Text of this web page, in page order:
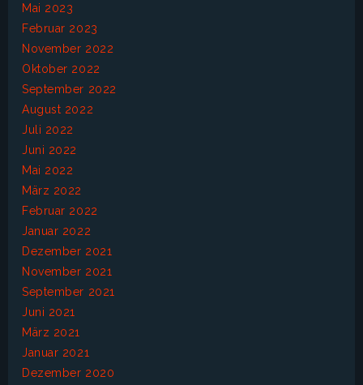
Mai 2023
Februar 2023
November 2022
Oktober 2022
September 2022
August 2022
Juli 2022
Juni 2022
Mai 2022
März 2022
Februar 2022
Januar 2022
Dezember 2021
November 2021
September 2021
Juni 2021
März 2021
Januar 2021
Dezember 2020